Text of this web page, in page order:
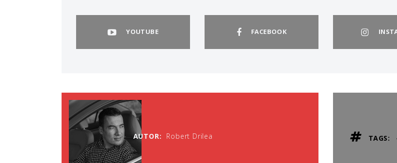
YOUTUBE FACEBOOK
AUTOR: Robert Drilea TAGS: